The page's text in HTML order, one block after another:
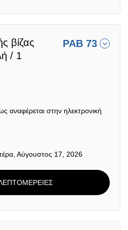
βίζας
/ 1
PAB 73
αναφέρεται στην ηλεκτρονική
Αύγουστος 17, 2026